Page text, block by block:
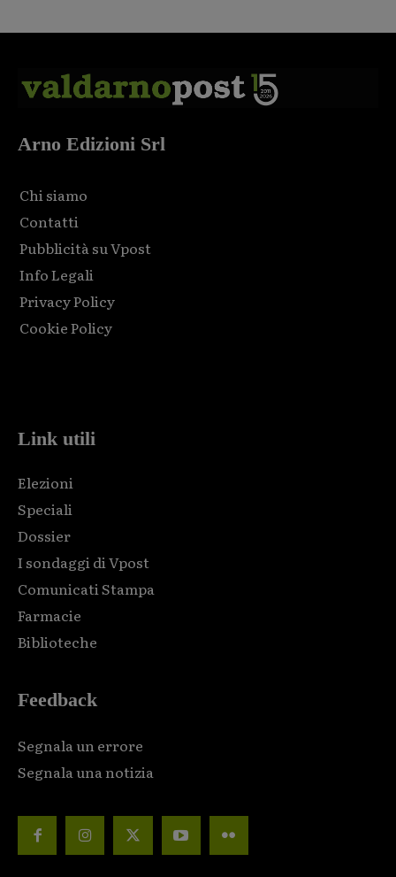
Arno Edizioni Srl
Chi siamo
Contatti
Pubblicità su Vpost
Info Legali
Privacy Policy
Cookie Policy
Link utili
Elezioni
Speciali
Dossier
I sondaggi di Vpost
Comunicati Stampa
Farmacie
Biblioteche
Feedback
Segnala un errore
Segnala una notizia